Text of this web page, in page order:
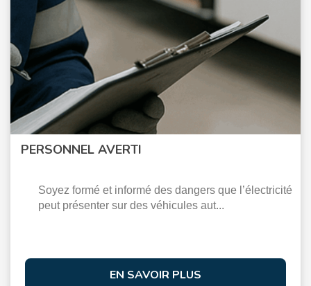
PERSONNEL AVERTI
Soyez formé et informé des dangers que l’électricité
peut présenter sur des véhicules aut...
EN SAVOIR PLUS